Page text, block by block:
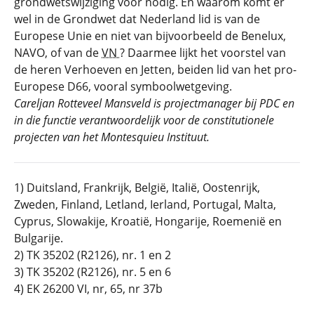
wel in de Grondwet dat Nederland lid is van de
Europese Unie en niet van bijvoorbeeld de Benelux,
NAVO, of van deVN ? Daarmee lijkt het voorstel van
de heren Verhoeven en Jetten, beiden lid van het pro-
Europese D66, vooral symboolwetgeving.
Careljan Rotteveel Mansveld is projectmanager bij PDC en
in die functie verantwoordelijk voor de constitutionele
projecten van het Montesquieu Instituut.
1) Duitsland, Frankrijk, België, Italië, Oostenrijk,
Zweden, Finland, Letland, Ierland, Portugal, Malta,
Cyprus, Slowakije, Kroatië, Hongarije, Roemenië en
Bulgarije.
2) TK 35202 (R2126), nr. 1 en 2
3) TK 35202 (R2126), nr. 5 en 6
4) EK 26200 VI, nr, 65, nr 37b